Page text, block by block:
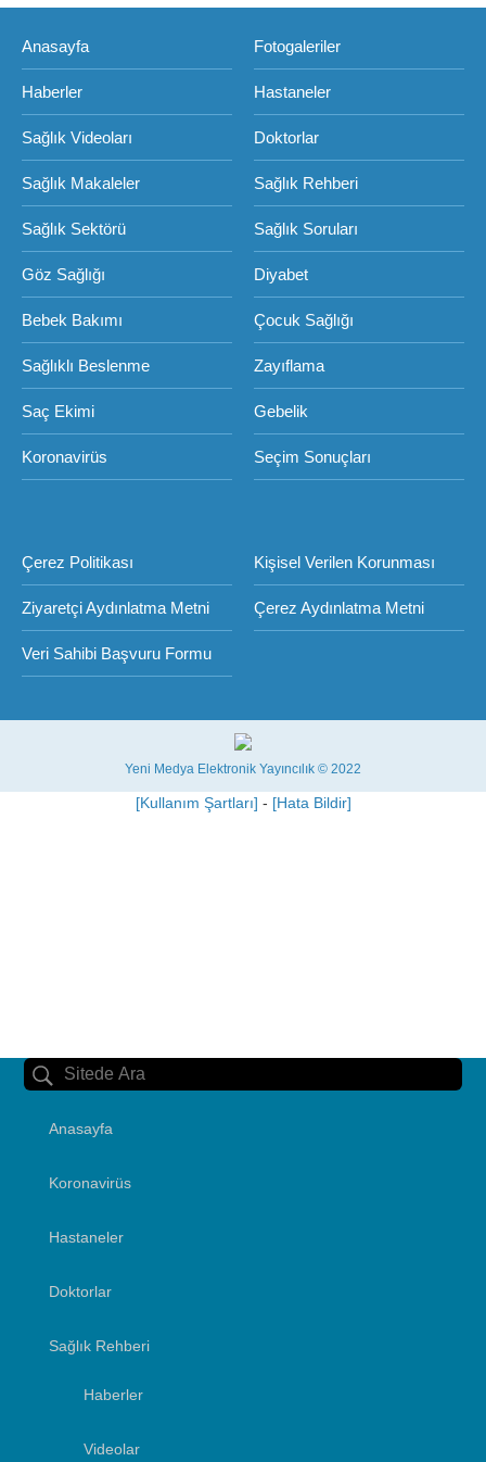
Anasayfa Fotogaleriler
Haberler Hastaneler
Sağlık Videoları Doktorlar
Sağlık Makaleler Sağlık Rehberi
Sağlık Sektörü Sağlık Soruları
Göz Sağlığı Diyabet
Bebek Bakımı Çocuk Sağlığı
Sağlıklı Beslenme Zayıflama
Saç Ekimi Gebelik
Koronavirüs Seçim Sonuçları
Çerez Politikası Kişisel Verilen Korunması
Ziyaretçi Aydınlatma Metni Çerez Aydınlatma Metni
Veri Sahibi Başvuru Formu
Yeni Medya Elektronik Yayıncılık © 2022
[Kullanım Şartları] - [Hata Bildir]
Anasayfa
Koronavirüs
Hastaneler
Doktorlar
Sağlık Rehberi
Haberler
Videolar